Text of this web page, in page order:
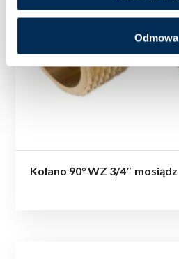
Odmowa
Kolano 90° WZ 3/4″ mosiądz